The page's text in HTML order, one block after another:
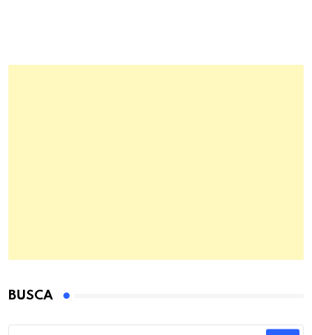
BUSCA